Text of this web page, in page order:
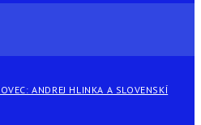
ANDREJ HLINKA A SLOVENSKÍ